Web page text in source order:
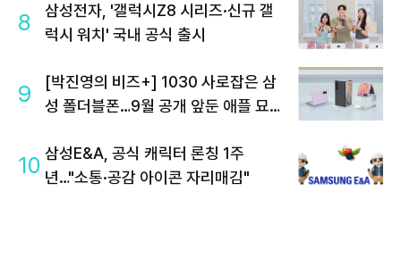
8
삼성전자, '갤럭시Z8 시리즈·신규 갤
럭시 워치' 국내 공식 출시
9
[박진영의 비즈+] 1030 사로잡은 삼
성 폴더블폰…9월 공개 앞둔 애플 묘수
10 삼성E&A, 공식 캐릭터 론칭 1주
년…"소통·공감 아이콘 자리매김"